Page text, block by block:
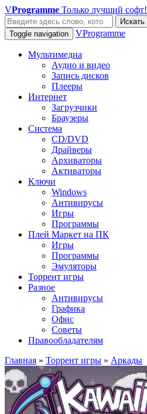
VProgramme Только лучший софт!
Искать
Toggle navigation
VProgramme
Мультимедиа
Аудио и видео
Запись дисков
Плееры
Интернет
Загрузчики
Браузеры
Система
CD/DVD
Драйверы
Архиваторы
Активаторы
Ключи
Windows
Антивирусы
Игры
Программы
Плей Маркет на ПК
Игры
Программы
Эмуляторы
Торрент игры
Разное
Антивирусы
Графика
Офис
Советы
Правообладателям
Главная » Торрент игры » Аркады